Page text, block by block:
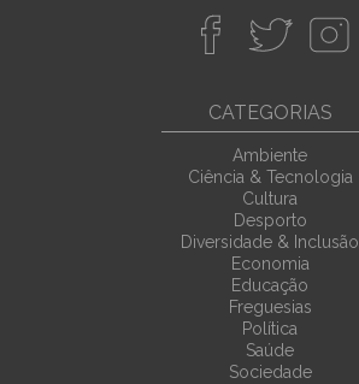
CATEGORIAS
Ambiente
Ciência & Tecnologia
Cultura
Desporto
Diversidade & Inclusão
Economia
Educação
Freguesias
Política
Saúde
Sociedade